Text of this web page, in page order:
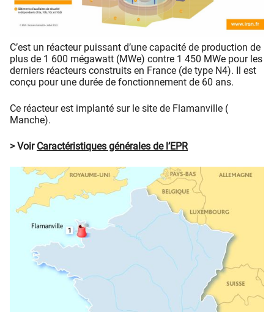
C’est un réacteur puissant d’une capacité de production de
plus de 1 600 mégawatt (MWe) contre 1 450 MWe pour les
derniers réacteurs construits en France (de type N4). Il est
conçu pour une durée de fonctionnement de 60 ans.
Ce réacteur est implanté sur le site de Flamanville (
Manche).
> Voir Caractéristiques générales de l’EPR